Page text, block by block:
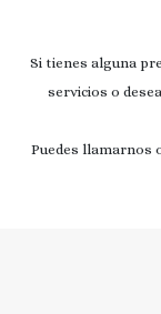
Si tienes alguna
servicios o
Puedes llamarnos